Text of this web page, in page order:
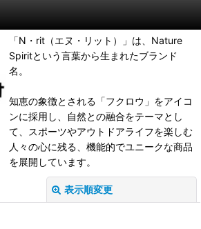
「N・rit（エヌ・リット）」は、Nature
Spiritという言葉から生まれたブランド
名。
知恵の象徴とされる「フクロウ」をアイコ
ンに採用し、自然との融合をテーマとし
て、スポーツやアウトドアライフを楽しむ
人々の心に残る、機能的でユニークな商品
を展開しています。
表示順変更